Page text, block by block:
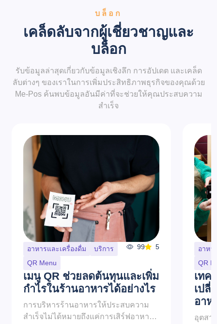
บล็อก
เคล็ดลับจากผู้เชี่ยวชาญและ
บล็อก
รับข้อมูลล่าสุดเกี่ยวกับข้อมูลเชิงลึก การอัปเดต และเคล็ด
ลับต่างๆ ของเราในการเพิ่มประสิทธิภาพธุรกิจของคุณด้วย
Me-Pos ค้นพบข้อมูลอันมีค่าที่จะช่วยให้คุณประสบความ
สำเร็จ
อาหารและเครื่องดื่ม
บริการ
QR Menu
99 5
เมนู QR ช่วยลดต้นทุนและเพิ่ม
กำไรในร้านอาหารได้อย่างไร
การบริหารร้านอาหารให้ประสบความ
สำเร็จไม่ได้หมายถึงแค่การเสิร์ฟอาหาร
อาหา
QR
เทค
เปลี่
อาห
อุตสา